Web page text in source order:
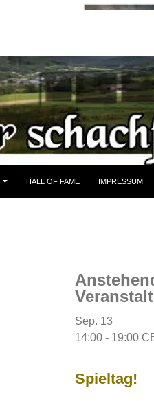
HALL OF FAME IMPRESSUM
Sep. 13
14:00 - 19:00
Spieltag!